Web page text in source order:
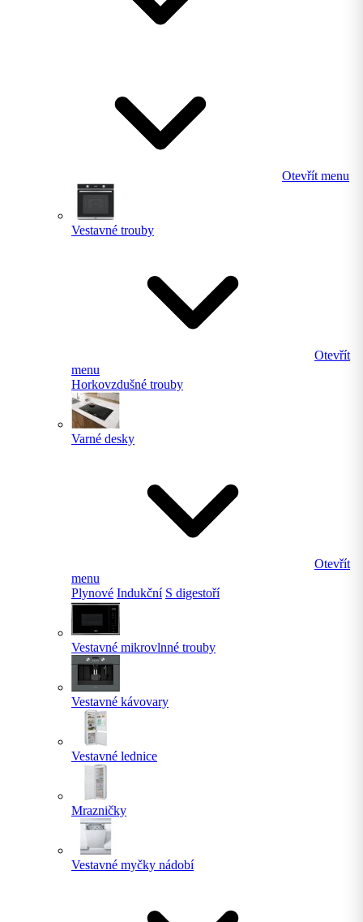
Otevřít menu
Vestavné trouby
Otevřít
menu
Horkovzdušné trouby
Varné desky
Otevřít
menu
Plynové Indukční S digestoří
Vestavné mikrovlnné trouby
Vestavné kávovary
Vestavné lednice
Mrazničky
Vestavné myčky nádobí